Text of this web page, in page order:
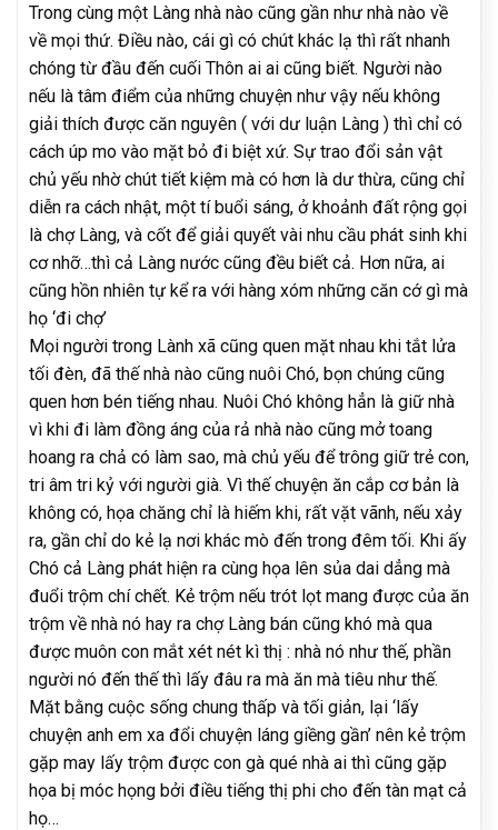
Trong cùng một Làng nhà nào cũng gần như nhà nào về
về mọi thứ. Điều nào, cái gì có chút khác lạ thì rất nhanh
chóng từ đầu đến cuối Thôn ai ai cũng biết. Người nào
nếu là tâm điểm của những chuyện như vậy nếu không
giải thích được căn nguyên ( với dư luận Làng ) thì chỉ có
cách úp mo vào mặt bỏ đi biệt xứ. Sự trao đổi sản vật
chủ yếu nhờ chút tiết kiệm mà có hơn là dư thừa, cũng chỉ
diễn ra cách nhật, một tí buổi sáng, ở khoảnh đất rộng gọi
là chợ Làng, và cốt để giải quyết vài nhu cầu phát sinh khi
cơ nhỡ…thì cả Làng nước cũng đều biết cả. Hơn nữa, ai
cũng hồn nhiên tự kể ra với hàng xóm những căn cớ gì mà
họ ‘đi chợ’
Mọi người trong Lành xã cũng quen mặt nhau khi tắt lửa
tối đèn, đã thế nhà nào cũng nuôi Chó, bọn chúng cũng
quen hơn bén tiếng nhau. Nuôi Chó không hẳn là giữ nhà
vì khi đi làm đồng áng của rả nhà nào cũng mở toang
hoang ra chả có làm sao, mà chủ yếu để trông giữ trẻ con,
tri âm tri kỷ với người già. Vì thế chuyện ăn cắp cơ bản là
không có, họa chăng chỉ là hiếm khi, rất vặt vãnh, nếu xảy
ra, gần chỉ do kẻ lạ nơi khác mò đến trong đêm tối. Khi ấy
Chó cả Làng phát hiện ra cùng họa lên sủa dai dẳng mà
đuổi trộm chí chết. Kẻ trộm nếu trót lọt mang được của ăn
trộm về nhà nó hay ra chợ Làng bán cũng khó mà qua
được muôn con mắt xét nét kì thị : nhà nó như thế, phần
người nó đến thế thì lấy đâu ra mà ăn mà tiêu như thế.
Mặt bằng cuộc sống chung thấp và tối giản, lại ‘lấy
chuyện anh em xa đổi chuyện láng giềng gần’ nên kẻ trộm
gặp may lấy trộm được con gà qué nhà ai thì cũng gặp
họa bị móc họng bởi điều tiếng thị phi cho đến tàn mạt cả
họ…